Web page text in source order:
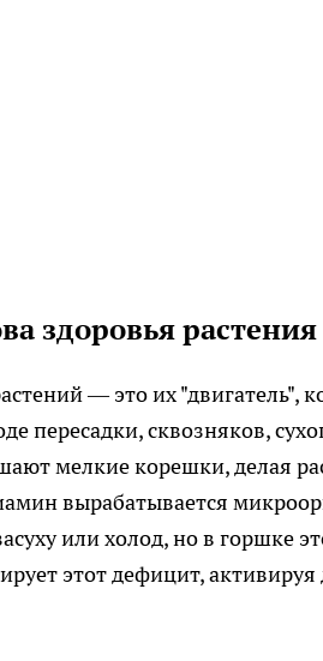
здоровья растения
— это их "двигатель",
пересадки, сквозняков,
мелкие корешки, делая
вырабатывается
или холод, но в горшке
этот дефицит,